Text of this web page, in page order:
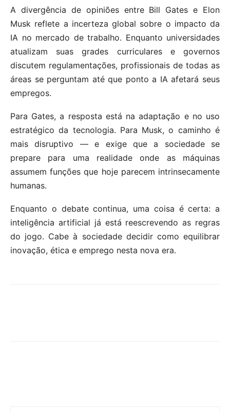
A divergência de opiniões entre Bill Gates e Elon
Musk reflete a incerteza global sobre o impacto da
IA no mercado de trabalho. Enquanto universidades
atualizam suas grades curriculares e governos
discutem regulamentações, profissionais de todas as
áreas se perguntam até que ponto a IA afetará seus
empregos.
Para Gates, a resposta está na adaptação e no uso
estratégico da tecnologia. Para Musk, o caminho é
mais disruptivo — e exige que a sociedade se
prepare para uma realidade onde as máquinas
assumem funções que hoje parecem intrinsecamente
humanas.
Enquanto o debate continua, uma coisa é certa: a
inteligência artificial já está reescrevendo as regras
do jogo. Cabe à sociedade decidir como equilibrar
inovação, ética e emprego nesta nova era.